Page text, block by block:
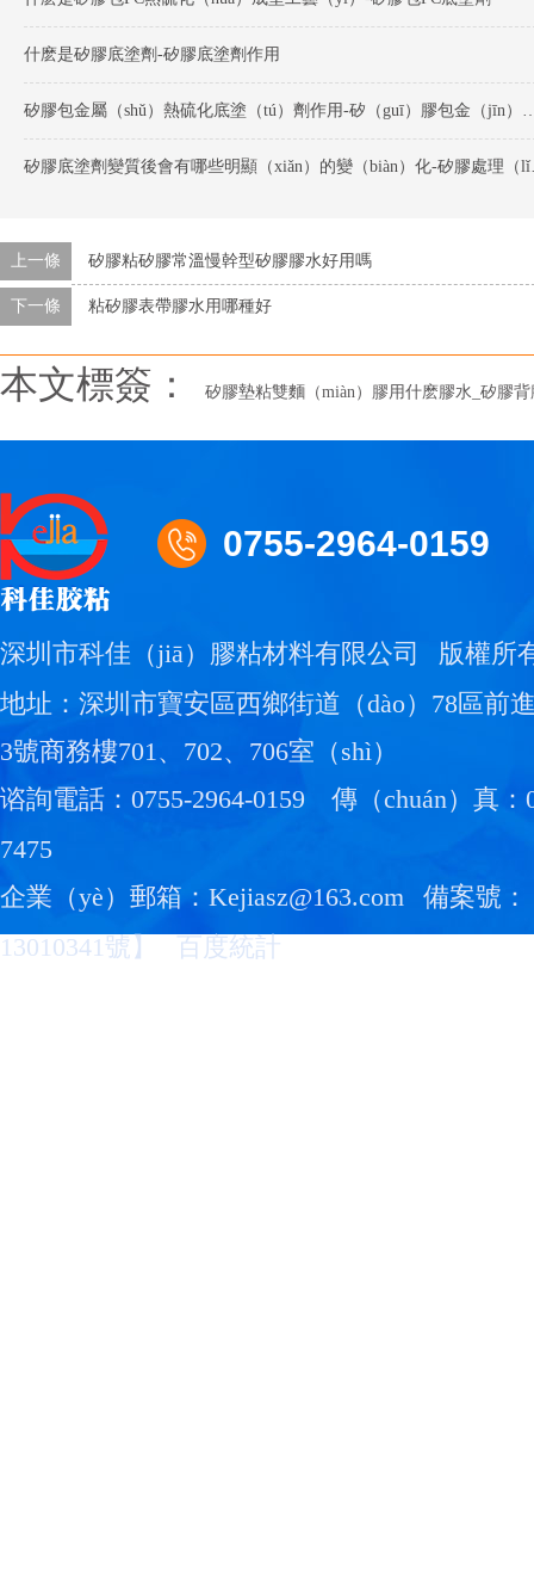
什麽是矽膠底塗劑-矽膠底塗劑作用
矽膠包金屬（shǔ）熱硫化底塗（tú）劑
矽膠底
上一條 矽膠粘矽膠常溫慢幹型矽膠膠水好用嗎
下一條 粘矽膠表帶膠水用哪種好
本文標簽： 矽膠墊粘雙麵（miàn）膠用什麽膠水_矽膠
0755-2964-0159
深圳市科佳（jiā）膠粘材料有限公司
版權所
地址：深圳市寶安區西鄉街道（dào）78區前
3號商務樓701、702、706室（shì）
谘詢電話：0755-2964-0159
傳（chuán）真：
7475
企業（yè）郵箱：Kejiasz@163.com
備案號：
13010341號 】 百度統計